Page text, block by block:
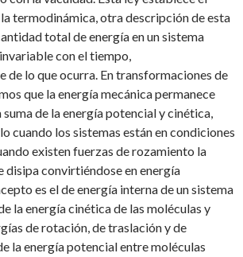
termodinámica, otra descripción de esta
total de energía en un sistema
con el tiempo,
de lo que ocurra. En transformaciones de
que la energía mecánica permanece
de la energía potencial y cinética,
cuando los sistemas están en condiciones
existen fuerzas de rozamiento la
disipa convirtiéndose en energía
es el de energía interna de un sistema
la energía cinética de las moléculas y
de rotación, de traslación y de
la energía potencial entre moléculas